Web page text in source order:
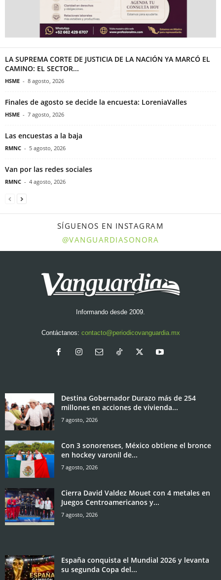
LA SUPREMA CORTE DE JUSTICIA DE LA NACIÓN YA MARCÓ EL
CAMINO: EL SECTOR...
HSME - 8 agosto, 2026
Finales de agosto se decide la encuesta: LoreniaValles
HSME - 7 agosto, 2026
Las encuestas a la baja
RMNC - 5 agosto, 2026
Van por las redes sociales
RMNC - 4 agosto, 2026
SÍGUENOS EN INSTAGRAM
@VANGUARDIASONORA
Informando desde 2009.
Contáctanos: contacto@periodicovanguardia.mx
Destina Gobernador Durazo más de 254
millones en acciones de vivienda...
7 agosto, 2026
Con 3 sonorenses, México obtiene el bronce
en hockey varonil de...
7 agosto, 2026
Cierra David Valdez Mouet con 4 metales en
Juegos Centroamericanos y...
7 agosto, 2026
España conquista el Mundial 2026 y levanta
su segunda Copa del...